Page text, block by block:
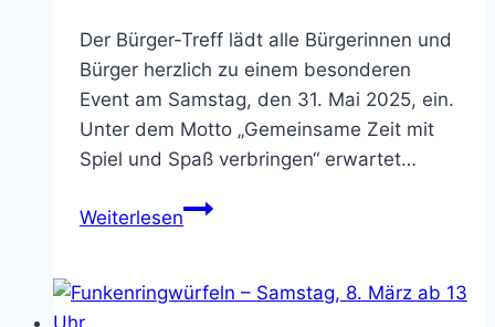
Der Bürger-Treff lädt alle Bürgerinnen und
Bürger herzlich zu einem besonderen
Event am Samstag, den 31. Mai 2025, ein.
Unter dem Motto „Gemeinsame Zeit mit
Spiel und Spaß verbringen“ erwartet…
WeiterlesenMini-
dem